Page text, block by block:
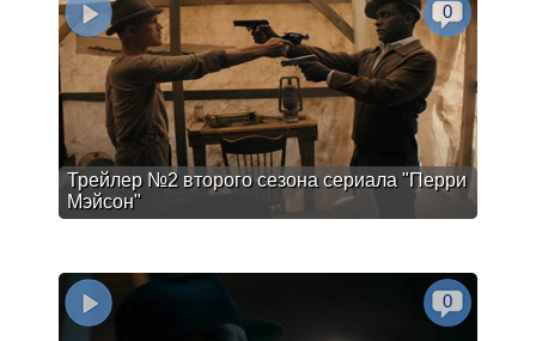
Трейлер №2 второго сезона сериала "Перри
Мэйсон"
0
0